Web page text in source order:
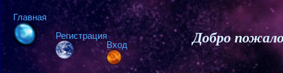
Главная
Регистрация
Вход
Добро